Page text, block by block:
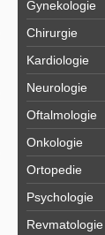
Gynekologie
Chirurgie
Kardiologie
Neurologie
Oftalmologie
Onkologie
Ortopedie
Psychologie
Revmatologie